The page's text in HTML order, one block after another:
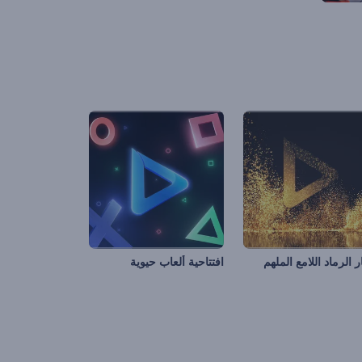
الرماد اللامع الملهم افتتاحية ألعاب حيوية